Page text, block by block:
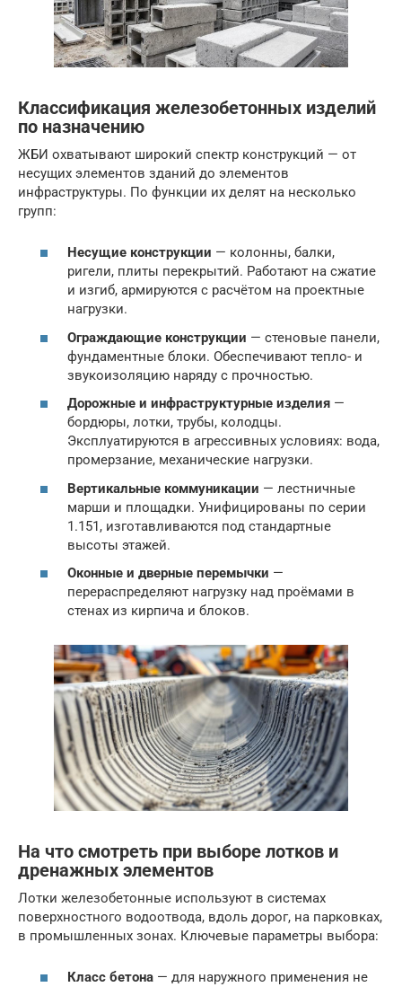
Классификация железобетонных изделий
по назначению
ЖБИ охватывают широкий спектр конструкций — от
несущих элементов зданий до элементов
инфраструктуры. По функции их делят на несколько
групп:
Несущие конструкции — колонны, балки,
ригели, плиты перекрытий. Работают на сжатие
и изгиб, армируются с расчётом на проектные
нагрузки.
Ограждающие конструкции — стеновые панели,
фундаментные блоки. Обеспечивают тепло- и
звукоизоляцию наряду с прочностью.
Дорожные и инфраструктурные изделия —
бордюры, лотки, трубы, колодцы.
Эксплуатируются в агрессивных условиях: вода,
промерзание, механические нагрузки.
Вертикальные коммуникации — лестничные
марши и площадки. Унифицированы по серии
1.151, изготавливаются под стандартные
высоты этажей.
Оконные и дверные перемычки —
перераспределяют нагрузку над проёмами в
стенах из кирпича и блоков.
На что смотреть при выборе лотков и
дренажных элементов
Лотки железобетонные используют в системах
поверхностного водоотвода, вдоль дорог, на парковках,
в промышленных зонах. Ключевые параметры выбора:
Класс бетона — для наружного применения не